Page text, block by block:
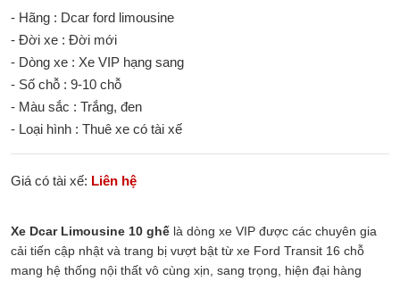
- Hãng : Dcar ford limousine
- Đời xe : Đời mới
- Dòng xe : Xe VIP hạng sang
- Số chỗ : 9-10 chỗ
- Màu sắc : Trắng, đen
- Loại hình : Thuê xe có tài xế
Giá có tài xế: Liên hệ
Xe Dcar Limousine 10 ghế là dòng xe VIP được các chuyên gia
cải tiến cập nhật và trang bị vượt bật từ xe Ford Transit 16 chỗ
mang hệ thống nội thất vô cùng xịn, sang trọng, hiện đại hàng